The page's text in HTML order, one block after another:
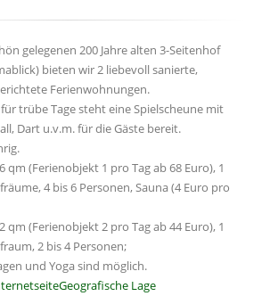
gelegenen 200 Jahre alten 3-Seitenhof
bieten wir 2 liebevoll sanierte,
Ferienwohnungen.
trübe Tage steht eine Spielscheune mit
Dart u.v.m. für die Gäste bereit.
qm (Ferienobjekt 1 pro Tag ab 68 Euro), 1
4 bis 6 Personen, Sauna (4 Euro pro
qm (Ferienobjekt 2 pro Tag ab 44 Euro), 1
2 bis 4 Personen;
und Yoga sind möglich.
Geografische Lage